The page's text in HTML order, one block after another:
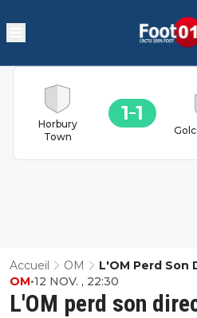
Horbury
Town
1 1
Accueil OM L'OM Perd
L'OM perd son
OM•12 NOV. , 22:30